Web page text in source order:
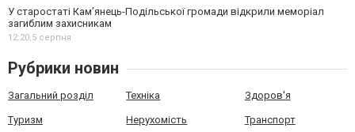
У старостаті Кам’янець-Подільської громади відкрили меморіал
загиблим захисникам
12:20,5 серпня
Рубрики новин
Загальний розділ Техніка Здоров'я
Туризм Нерухомість Транспорт